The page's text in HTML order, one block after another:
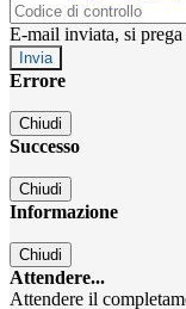
E-mail inviata, si
Errore
Chiudi
Successo
Chiudi
Informazione
Chiudi
Attendere...
Attendere il